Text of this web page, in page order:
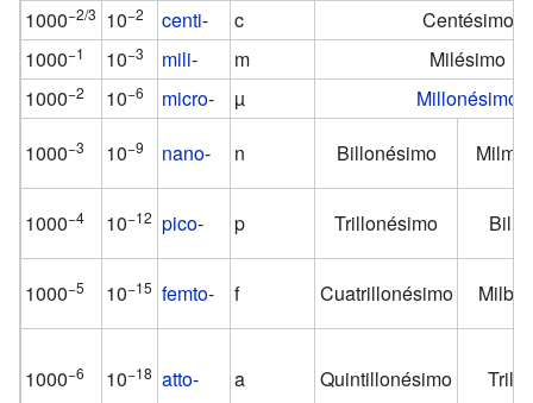
1000−2/3 10−2 centi- c
Centésimo
1000−1 10−3 mili- m
Milésimo
1000−2 10−6 micro- µ
Millonésimo
1000−3 10−9 nano- n Billonésimo
1000−4 10−12 pico- p Trillonésimo
1000−5 10−15 femto- f Cuatrillonésimo
1000−6 10−18 atto- a Quintillonésimo